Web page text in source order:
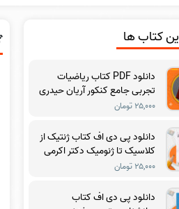
کتاب ها
دانلود PDF کتاب ریاضیات
تجربی جامع کنکور آریان حیدری
۲۵,۰۰۰ تومان
دانلود پی دی اف کتاب ژنتیک از
کلاسیک تا ژنومیک دکتر اکرمی
PDF
۲۵,۰۰۰ تومان
دانلود پی دی اف کتاب